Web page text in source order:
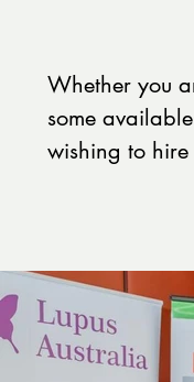
Everyday
Using
to engage in
Modifying
be more
Support for
​Whether you
some
wishing to
wider group of
benefit from
more about